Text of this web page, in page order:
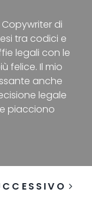
Copywriter di
tra codici e
legali con le
felice. Il mio
anche
legale
piacciono